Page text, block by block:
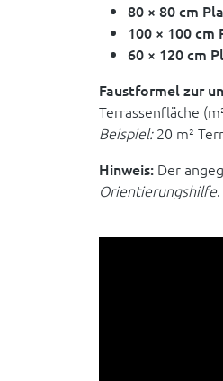
80 × 80 cm
100 × 100 cm
60 × 120 cm
Faustformel zur
Terrassenfläche
Beispiel:20 m²
Hinweis: Der
Orientierungshilfe.